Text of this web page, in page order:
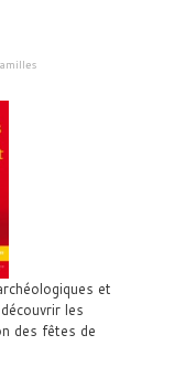
et
les
des fêtes de